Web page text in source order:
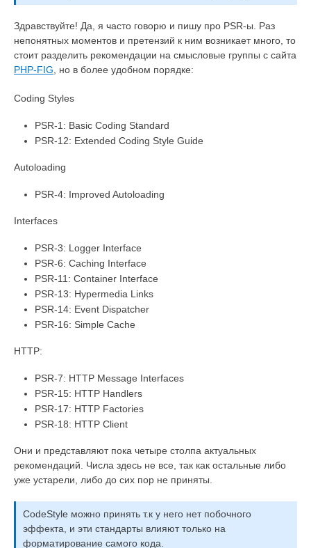
Здравствуйте! Да, я часто говорю и пишу про PSR-ы. Раз
непонятных моментов и претензий к ним возникает много, то
стоит разделить рекомендации на смысловые группы с сайта
PHP-FIG , но в более удобном порядке:
Coding Styles
PSR-1: Basic Coding Standard
PSR-12: Extended Coding Style Guide
Autoloading
PSR-4: Improved Autoloading
Interfaces
PSR-3: Logger Interface
PSR-6: Caching Interface
PSR-11: Container Interface
PSR-13: Hypermedia Links
PSR-14: Event Dispatcher
PSR-16: Simple Cache
HTTP:
PSR-7: HTTP Message Interfaces
PSR-15: HTTP Handlers
PSR-17: HTTP Factories
PSR-18: HTTP Client
Они и представляют пока четыре столпа актуальных
рекомендаций. Числа здесь не все, так как остальные либо
уже устарели, либо до сих пор не приняты.
CodeStyle можно принять т.к у него нет побочного
эффекта, и эти стандарты влияют только на
форматирование самого кода.